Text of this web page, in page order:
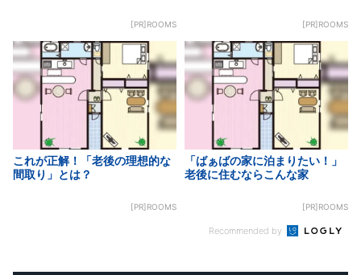
[PR]ROOMS [PR]ROOMS
これが正解！「老後の理想的な
間取り」とは？
[PR]ROOMS
「ばぁばの家に泊まりたい！」
老後に住むならこんな家
[PR]ROOMS
Recommended by